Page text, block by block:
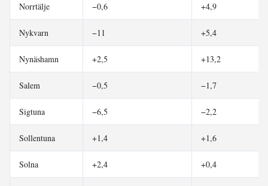
Norrtälje −0,6 +4,9
Nykvarn −11 +5,4
Nynäshamn +2,5 +13,2
Salem −0,5 −1,7
Sigtuna −6,5 −2,2
Sollentuna +1,4 +1,6
Solna +2,4 +0,4